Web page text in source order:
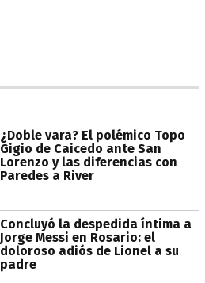
¿Doble vara? El polémico Topo
Gigio de Caicedo ante San
Lorenzo y las diferencias con
Paredes a River
Concluyó la despedida íntima a
Jorge Messi en Rosario: el
doloroso adiós de Lionel a su
padre